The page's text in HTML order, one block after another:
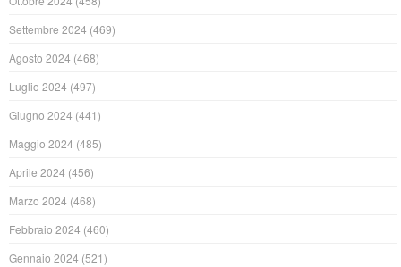
Settembre 2024 (469)
Agosto 2024 (468)
Luglio 2024 (497)
Giugno 2024 (441)
Maggio 2024 (485)
Aprile 2024 (456)
Marzo 2024 (468)
Febbraio 2024 (460)
Gennaio 2024 (521)